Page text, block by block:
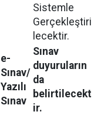
Sistemle
Gerçekleştiri
lecektir.
e-
Sınav/
Yazılı
Sınav
Sınav
duyuruların
da
belirtilecekt
ir.